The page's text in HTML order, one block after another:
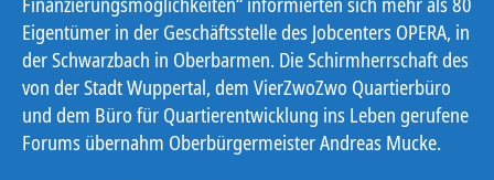
Eigentümer in der Geschäftsstelle des Jobcenters OPERA, in
der Schwarzbach in Oberbarmen. Die Schirmherrschaft des
von der Stadt Wuppertal, dem VierZwoZwo Quartierbüro
und dem Büro für Quartierentwicklung ins Leben gerufene
Forums übernahm Oberbürgermeister Andreas Mucke.